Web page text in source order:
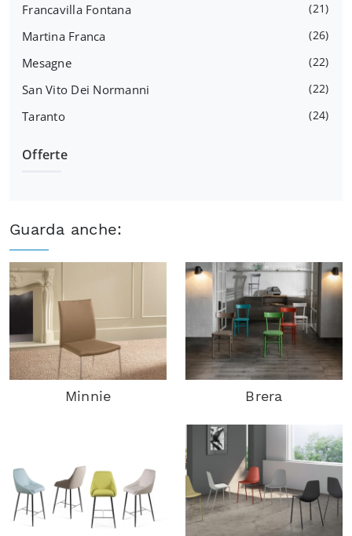
Francavilla Fontana 21
Martina Franca 26
Mesagne 22
San Vito Dei Normanni 22
Taranto 24
Offerte
Guarda anche:
Minnie Brera